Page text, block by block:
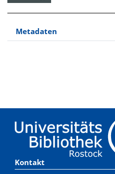
Metadaten
Kontakt